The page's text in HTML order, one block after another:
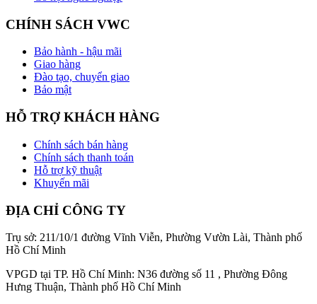
CHÍNH SÁCH VWC
Bảo hành - hậu mãi
Giao hàng
Đào tạo, chuyển giao
Bảo mật
HỖ TRỢ KHÁCH HÀNG
Chính sách bán hàng
Chính sách thanh toán
Hỗ trợ kỹ thuật
Khuyến mãi
ĐỊA CHỈ CÔNG TY
Trụ sở: 211/10/1 đường Vĩnh Viễn, Phường Vườn Lài, Thành phố
Hồ Chí Minh
VPGD tại TP. Hồ Chí Minh: N36 đường số 11 , Phường Đông
Hưng Thuận, Thành phố Hồ Chí Minh